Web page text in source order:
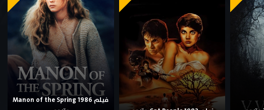
فيلم Manon of the Spring 1986